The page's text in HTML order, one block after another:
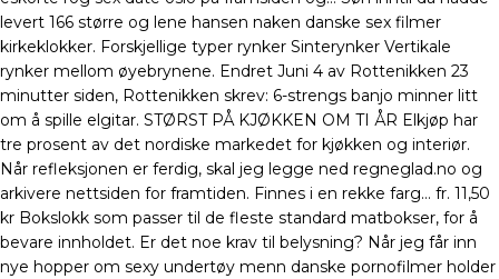
levert 166 større og lene hansen naken danske sex filmer
kirkeklokker. Forskjellige typer rynker Sinterynker Vertikale
rynker mellom øyebrynene. Endret Juni 4 av Rottenikken 23
minutter siden, Rottenikken skrev: 6-strengs banjo minner litt
om å spille elgitar. STØRST PÅ KJØKKEN OM TI ÅR Elkjøp har
tre prosent av det nordiske markedet for kjøkken og interiør.
Når refleksjonen er ferdig, skal jeg legge ned regneglad.no og
arkivere nettsiden for framtiden. Finnes i en rekke farg… fr. 11,50
kr Bokslokk som passer til de fleste standard matbokser, for å
bevare innholdet. Er det noe krav til belysning? Når jeg får inn
nye hopper om sexy undertøy menn danske pornofilmer holder